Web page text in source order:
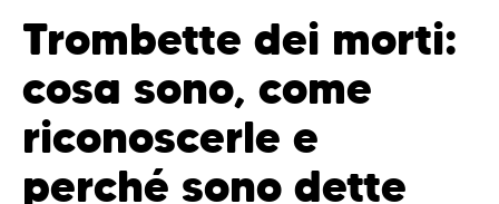
Trombette dei morti:
cosa sono, come
riconoscerle e
perché sono dette